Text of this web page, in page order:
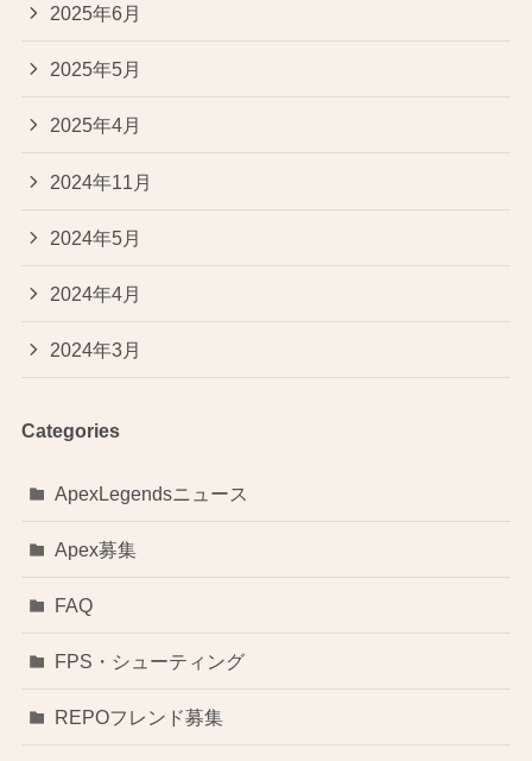
2025年6月
2025年5月
2025年4月
2024年11月
2024年5月
2024年4月
2024年3月
Categories
ApexLegendsニュース
Apex募集
FAQ
FPS・シューティング
REPOフレンド募集